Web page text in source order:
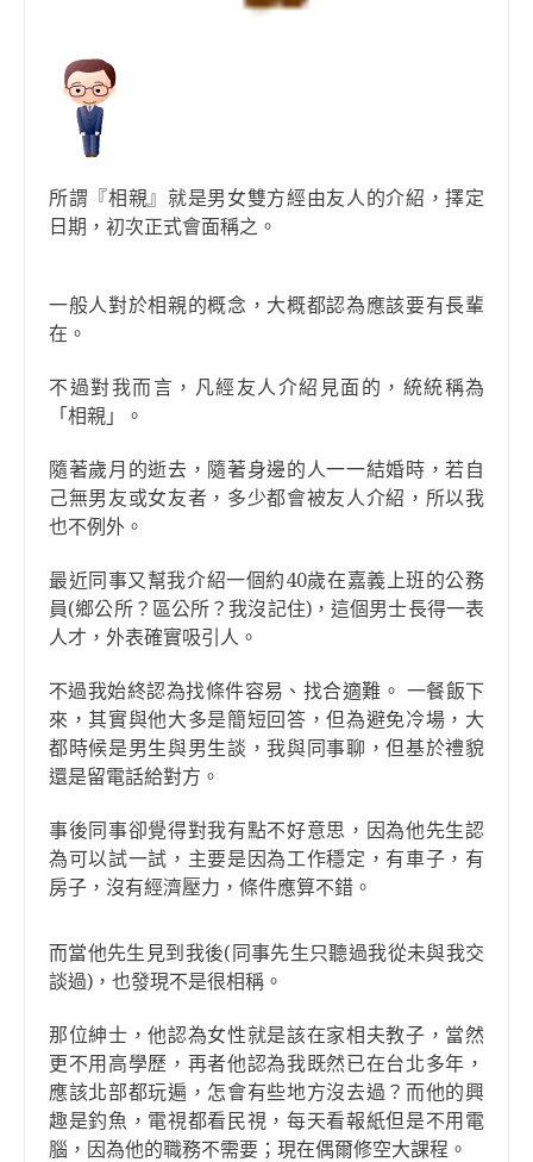
所謂『相親』就是男女雙方經由友人的介紹，擇定
日期，初次正式會面稱之。
一般人對於相親的概念，大概都認為應該要有長輩
在。
不過對我而言，凡經友人介紹見面的，統統稱為
「相親」。
隨著歲月的逝去，隨著身邊的人一一結婚時，若自
己無男友或女友者，多少都會被友人介紹，所以我
也不例外。
最近同事又幫我介紹一個約40歲在嘉義上班的公務
員(鄉公所？區公所？我沒記住)，這個男士長得一表
人才，外表確實吸引人。
不過我始終認為找條件容易、找合適難。 一餐飯下
來，其實與他大多是簡短回答，但為避免冷場，大
都時候是男生與男生談，我與同事聊，但基於禮貌
還是留電話給對方。
事後同事卻覺得對我有點不好意思，因為他先生認
為可以試一試，主要是因為工作穩定，有車子，有
房子，沒有經濟壓力，條件應算不錯。
而當他先生見到我後(同事先生只聽過我從未與我交
談過)，也發現不是很相稱。
那位紳士，他認為女性就是該在家相夫教子，當然
更不用高學歷，再者他認為我既然已在台北多年，
應該北部都玩遍，怎會有些地方沒去過？而他的興
趣是釣魚，電視都看民視，每天看報紙但是不用電
腦，因為他的職務不需要；現在偶爾修空大課程。